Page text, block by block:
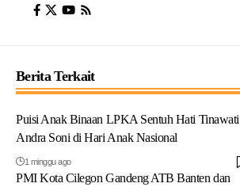
Berita Terkait
Puisi Anak Binaan LPKA Sentuh Hati Tinawati
Andra Soni di Hari Anak Nasional
1 minggu ago
PMI Kota Cilegon Gandeng ATB Banten dan